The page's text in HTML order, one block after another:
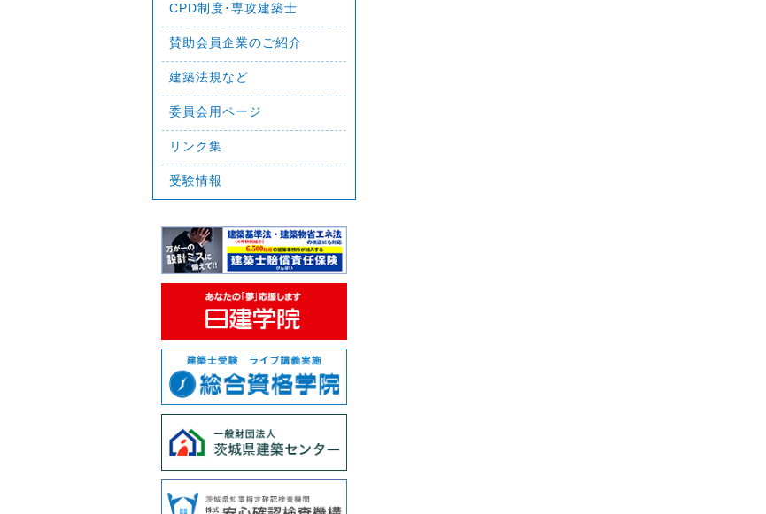
CPD制度･専攻建築士
賛助会員企業のご紹介
建築法規など
委員会用ページ
リンク集
受験情報